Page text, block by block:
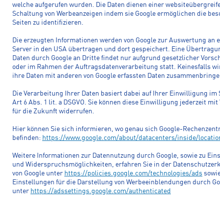
welche aufgerufen wurden. Die Daten dienen einer
Schaltung von Werbeanzeigen indem sie Google ermöglichen die
Seiten zu identifizieren.
Die erzeugten Informationen werden von Google zur Auswertung an
Server in den USA übertragen und dort gespeichert. Eine
Daten durch Google an Dritte findet nur aufgrund gesetzlicher
oder im Rahmen der Auftragsdatenverarbeitung statt. Keinesfalls
ihre Daten mit anderen von Google erfassten Daten
Die Verarbeitung Ihrer Daten basiert dabei auf Ihrer Einwilligung im
Art 6 Abs. 1 lit. a DSGVO. Sie können diese Einwilligung jederzeit
für die Zukunft widerrufen.
Hier können Sie sich informieren, wo genau sich Google-
befinden: https://www.google.com/about/datacenters/inside/
Weitere Informationen zur Datennutzung durch Google, sowie zu
und Widerspruchsmöglichkeiten, erfahren Sie in der
von Google unter https://policies.google.com/technologies/ads
Einstellungen für die Darstellung von Werbeeinblendungen durch
unter https://adssettings.google.com/authenticated